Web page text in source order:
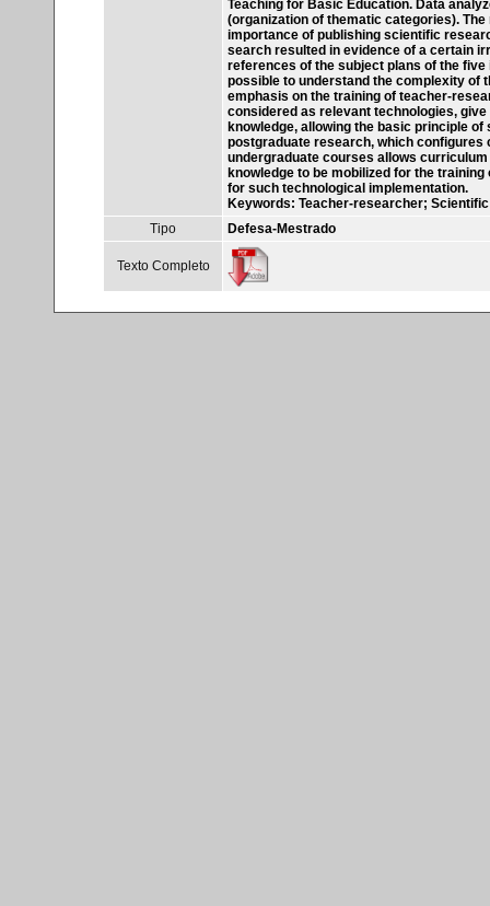
Teaching for Basic Education. Data
(organization of thematic categories).
importance of publishing scientific
search resulted in evidence of a certain
references of the subject plans of the
possible to understand the complexity of
emphasis on the training of teacher-
considered as relevant technologies,
knowledge, allowing the basic principle
postgraduate research, which configures
undergraduate courses allows
knowledge to be mobilized for the
for such technological implementation.
Keywords: Teacher-researcher;
Tipo
Defesa-Mestrado
Texto Completo